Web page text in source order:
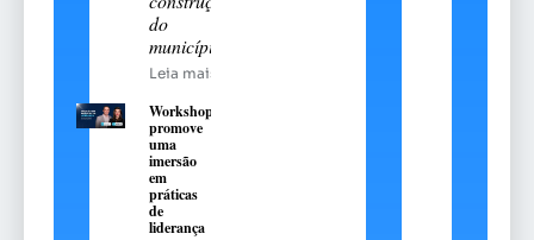
do
município
Leia mais
Workshop
promove
uma
imersão
em
práticas
de
liderança